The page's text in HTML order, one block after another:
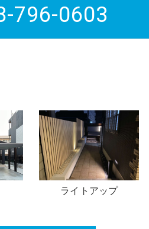
796-0603
コルゲート